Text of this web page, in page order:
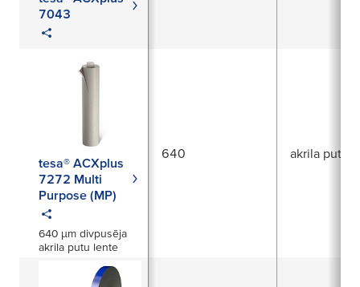
7043
tesa® ACXplus
7272 Multi
Purpose (MP)
640 μm divpusēja
akrila putu lente
640 akrila putas